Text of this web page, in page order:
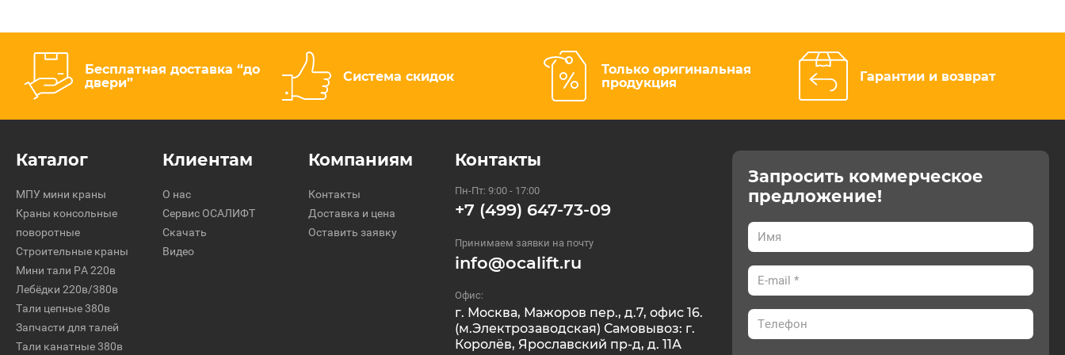
Бесплатная доставка “до
двери”
Система скидок
Только оригинальная
продукция
Гарантии и возврат
Каталог
МПУ мини краны
Краны консольные
поворотные
Строительные краны
Мини тали РА 220в
Лебёдки 220в/380в
Тали цепные 380в
Запчасти для талей
Тали канатные 380в
Клиентам
О нас
Сервис ОСАЛИФТ
Скачать
Видео
Компаниям
Контакты
Доставка и цена
Оставить заявку
Контакты
Пн-Пт: 9:00 - 17:00
+7 (499) 647-73-09
Принимаем заявки на почту
info@ocalift.ru
Офис:
г. Москва, Мажоров пер., д.7, офис 16.
(м.Электрозаводская) Самовывоз: г.
Королёв, Ярославский пр-д, д. 11А
Запросить коммерческое
предложение!